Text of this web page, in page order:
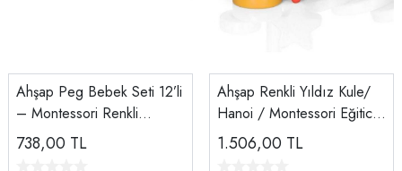
Ahşap Peg Bebek Seti 12’li
– Montessori Renkli
Figürler | Doğal El Yapımı
Oyuncak
738,00 TL
Ahşap Renkli Yıldız Kule/
Hanoi / Montessori Eğitici
Ahşap Denge Oyuncağı
Doğal El Yapımı Ahşap
1.506,00 TL